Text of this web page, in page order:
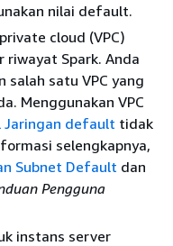
nilai default.
cloud (VPC)
riwayat Spark. Anda
salah satu VPC yang
Menggunakan VPC
Jaringan default tidak
selengkapnya,
Subnet Default dan
Pengguna
instans server